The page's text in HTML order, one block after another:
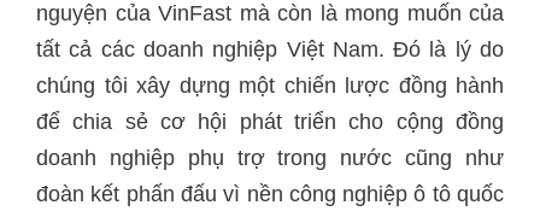
nguyện của VinFast mà còn là mong muốn của
tất cả các doanh nghiệp Việt Nam. Đó là lý do
chúng tôi xây dựng một chiến lược đồng hành
để chia sẻ cơ hội phát triển cho cộng đồng
doanh nghiệp phụ trợ trong nước cũng như
đoàn kết phấn đấu vì nền công nghiệp ô tô quốc